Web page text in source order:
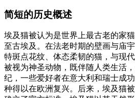
简短的历史概述
埃及猫被认为是世界上最古老的家
至古埃及。在法老时期的壁画与庙
特斑点花纹、体态柔韧的猫，与现
被视为神圣动物，既伴随人类生活
纪，一些爱好者在意大利和瑞士成
种得以在欧洲复兴。后来，埃及猫